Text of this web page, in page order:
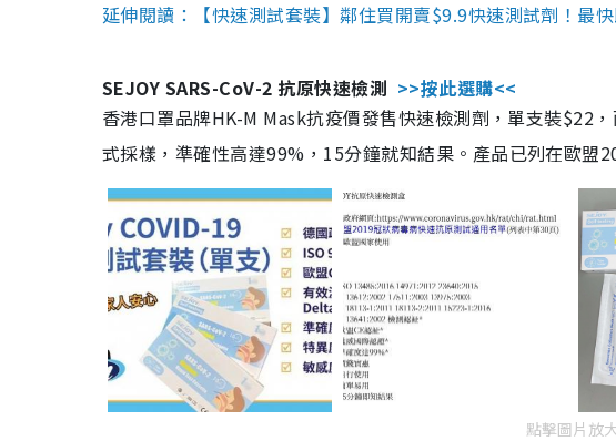
延伸閱讀：【快速測試套裝】鄰住買開賣$9.9快速測試劑！最
SEJOY SARS-CoV-2 抗原快速檢測 >>按此選購<<
香港口罩品牌HK-M Mask抗疫價發售快速檢測劑，單支裝$22
式採樣，準確性高達99%，15分鐘就知結果。產品已列在歐盟
點擊圖片放